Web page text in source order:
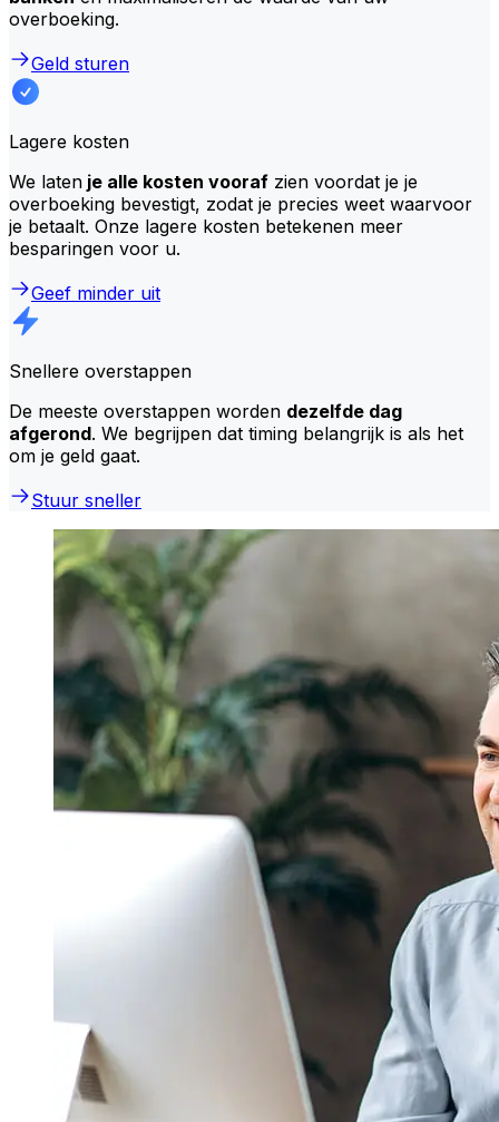
overboeking.
Geld sturen
Lagere kosten
We laten je alle kosten vooraf zien voordat je je
overboeking bevestigt, zodat je precies weet waarvoor
je betaalt. Onze lagere kosten betekenen meer
besparingen voor u.
Geef minder uit
Snellere overstappen
De meeste overstappen worden dezelfde dag
afgerond. We begrijpen dat timing belangrijk is als het
om je geld gaat.
Stuur sneller